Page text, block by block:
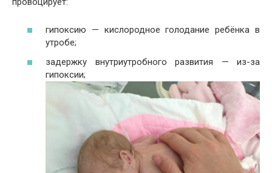
гипоксию — кислородное голодание ребёнка в
утробе;
задержку внутриутробного развития — из-за
гипоксии;